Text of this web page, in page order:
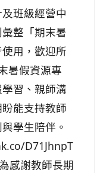
班級經營中
整「期末暑
用，歡迎所
暑假資源專
習、親師溝
能支持教師
學生陪伴。
D71JhnpT
感謝教師長期